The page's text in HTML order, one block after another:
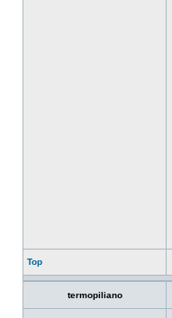
Top
termopiliano